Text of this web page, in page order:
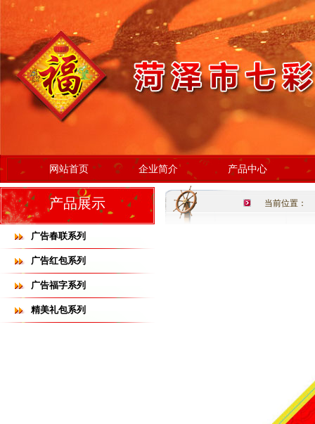
网站首页 企业简介 产品中心
产品展示
广告春联系列
广告红包系列
广告福字系列
精美礼包系列
当前位置：